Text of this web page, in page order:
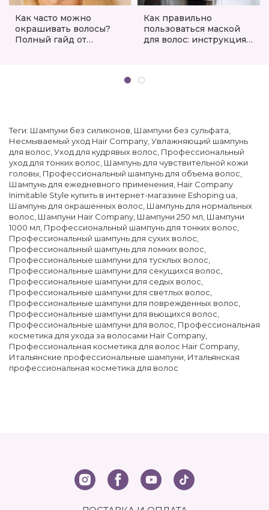
Как часто можно
окрашивать волосы?
Полный гайд от
Как правильно
пользоваться маской
для волос: инструкция,
Теги: Шампуни без силиконов Шампуни без сульфата
Несмываемый уход Hair Company Увлажняющий шампунь
для волос Уход для кудрявых волос Профессиональный
уход для тонких волос Шампунь для чувствительной кожи
головы Профессиональный шампунь для объема волос
Шампунь для ежедневного применения Hair Company
Inimitable Style купить в интернет-магазине Eshoping.ua
Шампунь для окрашенных волос Шампунь для нормальных
волос Шампуни Hair Company Шампуни 250 мл Шампуни
1000 мл Профессиональный шампунь для тонких волос
Профессиональный шампунь для сухих волос
Профессиональный шампунь для ломких волос
Профессиональные шампуни для тусклых волос
Профессиональные шампуни для секущихся волос
Профессиональные шампуни для седых волос
Профессиональные шампуни для светлых волос
Профессиональные шампуни для поврежденных волос
Профессиональные шампуни для вьющихся волос
Профессиональные шампуни для волос Профессиональная
косметика для ухода за волосами Hair Company
Профессиональная косметика для волос Hair Company
Итальянские профессиональные шампуни Итальянская
профессиональная косметика для волос